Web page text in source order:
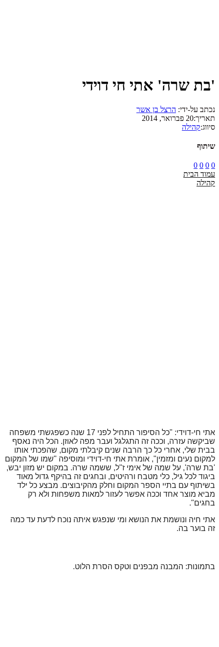
'בת שרה' אתי חי דוידי
נכתב על-ידי: הרצל בן אשר
תאריך:20 פברואר, 2014
סיווג:קהילה
שיתוף
0
0
0
0
עמוד הבית
קהילה
אתי חי-דוידי: "כל הסיפור התחיל לפני 17 שנה כשפגשתי משפחה
שביקשה עזרה, וככה זה התגלגל ועבר מפה לאוזן. הכל היה נאסף
בבית שלי, אחרי כל כך הרבה שנים קיבלתי מקום, שהפכתי אותו
למקום נעים ומזמין", אומרת אתי חי-דוידי ומוסיפה "שמו של המקום
'בת שרה', על שמה של אימי ז"ל, ששמה שרה. במקום יש מזון יבש,
ביגוד לכל גיל, כלי מטבח ורהיטים, ובחגים זה בהיקף גדול מאוד
בשיתוף עם בתיי הספר המקום וחלק מהקיבוצים. מבצע כל ילד
מביא מוצר אחד וככה אפשר לעזור למאות משפחות ולא רק
בחגים".
אתי חיה ונושמת את הנושא ומי שנפגש איתה נוכח לדעת עד כמה
זה בוער בה.
בתמונות: המבנה מבפנים וטקס הסרת הלוט.